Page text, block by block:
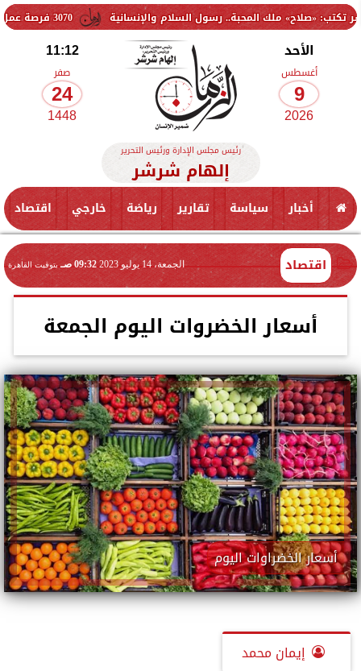
3070 فرصة عمل جديدة بالقطاع الخاص.. وظائف برواتب تصل إلى 9500 جنيه المحبة.. رسول السلام والإنسانية
الأحد
أغسطس
9
2026
11:12
صفر
24
1448
رئيس مجلس الإدارة ورئيس التحرير
إلهام شرشر
أخبار سياسة تقارير رياضة خارجي اقتصاد
اقتصاد الجمعة، 14 يوليو 2023 09:32 صـ بتوقيت القاهرة
أسعار الخضروات اليوم الجمعة
أسعار الخضراوات اليوم
إيمان محمد